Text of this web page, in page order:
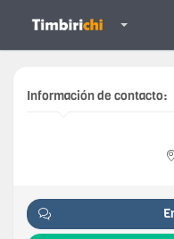
Información de contacto: